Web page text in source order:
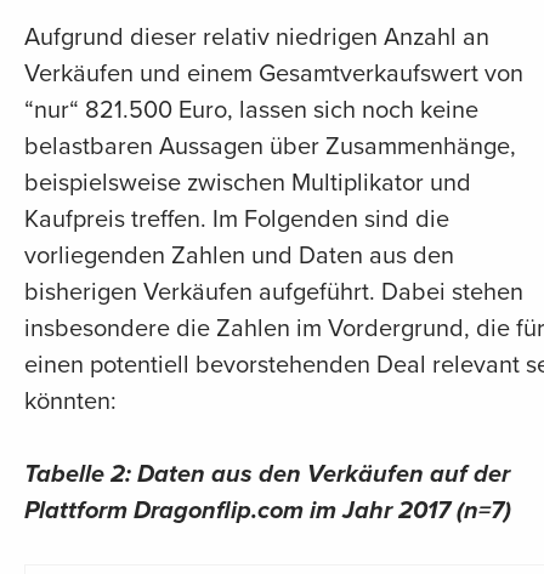
Aufgrund dieser relativ niedrigen Anzahl an
Verkäufen und einem Gesamtverkaufswert von
“nur“ 821.500 Euro, lassen sich noch keine
belastbaren Aussagen über Zusammenhänge,
beispielsweise zwischen Multiplikator und
Kaufpreis treffen. Im Folgenden sind die
vorliegenden Zahlen und Daten aus den
bisherigen Verkäufen aufgeführt. Dabei stehen
insbesondere die Zahlen im Vordergrund, die für
einen potentiell bevorstehenden Deal relevant
könnten:
Tabelle 2: Daten aus den Verkäufen auf der
Plattform Dragonflip.com im Jahr 2017 (n=7)